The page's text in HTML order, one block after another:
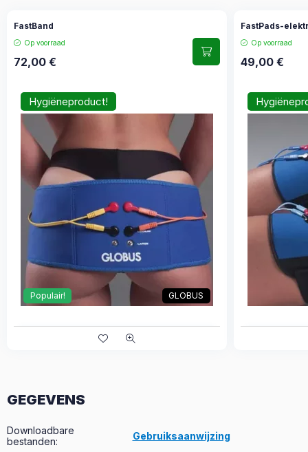
FastBand
Op voorraad
72,00 €
Hygiëneproduct!
Populair! GLOBUS
FastPads-
Op voorraad
49,00€
GEGEVENS
Downloadbare
bestanden:
Gebruiksaanwijzing